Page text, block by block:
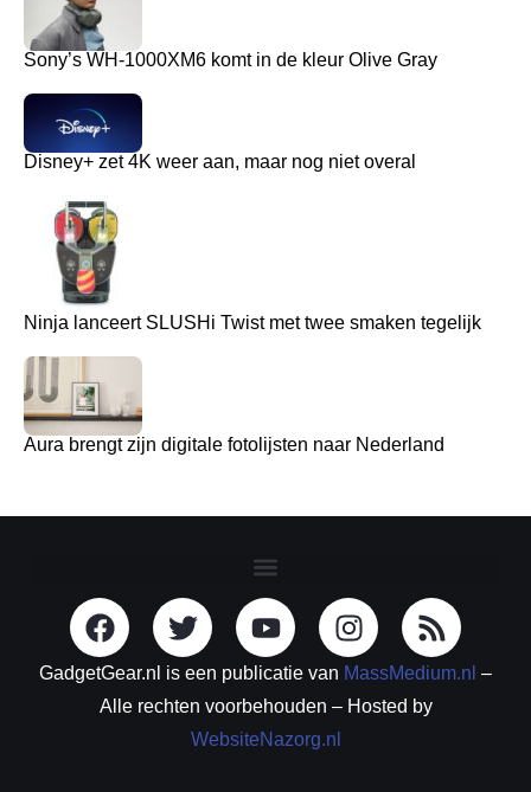
Sony’s WH-1000XM6 komt in de kleur Olive Gray
Disney+ zet 4K weer aan, maar nog niet overal
Ninja lanceert SLUSHi Twist met twee smaken tegelijk
Aura brengt zijn digitale fotolijsten naar Nederland
GadgetGear.nl is een publicatie van MassMedium.nl –
Alle rechten voorbehouden – Hosted by
WebsiteNazorg.nl